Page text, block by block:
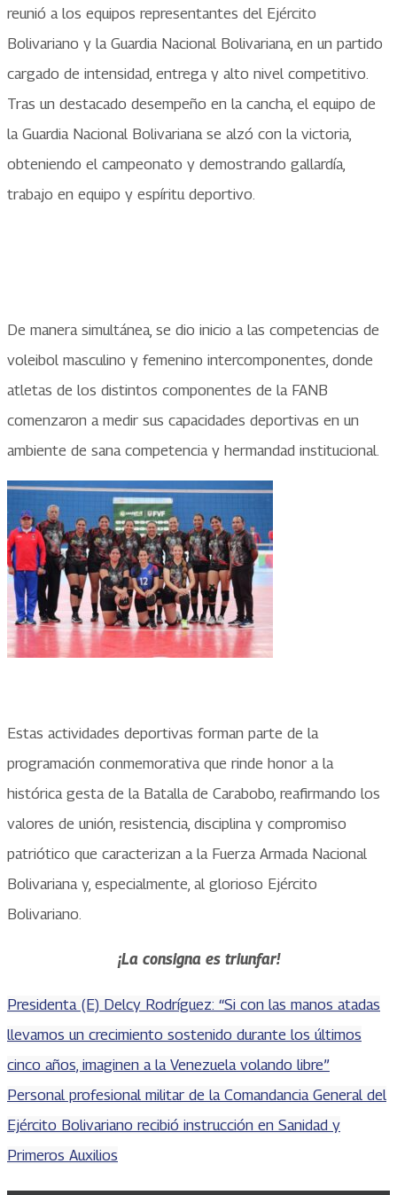
reunió a los equipos representantes del Ejército
Bolivariano y la Guardia Nacional Bolivariana, en un partido
cargado de intensidad, entrega y alto nivel competitivo.
Tras un destacado desempeño en la cancha, el equipo de
la Guardia Nacional Bolivariana se alzó con la victoria,
obteniendo el campeonato y demostrando gallardía,
trabajo en equipo y espíritu deportivo.
De manera simultánea, se dio inicio a las competencias de
voleibol masculino y femenino intercomponentes, donde
atletas de los distintos componentes de la FANB
comenzaron a medir sus capacidades deportivas en un
ambiente de sana competencia y hermandad institucional.
Estas actividades deportivas forman parte de la
programación conmemorativa que rinde honor a la
histórica gesta de la Batalla de Carabobo, reafirmando los
valores de unión, resistencia, disciplina y compromiso
patriótico que caracterizan a la Fuerza Armada Nacional
Bolivariana y, especialmente, al glorioso Ejército
Bolivariano.
¡La consigna es triunfar!
Presidenta (E) Delcy Rodríguez: “Si con las manos atadas
llevamos un crecimiento sostenido durante los últimos
cinco años, imaginen a la Venezuela volando libre”
Personal profesional militar de la Comandancia General del
Ejército Bolivariano recibió instrucción en Sanidad y
Primeros Auxilios